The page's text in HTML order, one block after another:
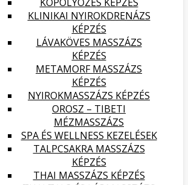
KLINIKAI NYIROKDRENÁZS
KÉPZÉS
LÁVAKÖVES MASSZÁZS
KÉPZÉS
METAMORF MASSZÁZS
KÉPZÉS
NYIROKMASSZÁZS KÉPZÉS
OROSZ – TIBETI
MÉZMASSZÁZS
SPA ÉS WELLNESS KEZELÉSEK
TALPCSAKRA MASSZÁZS
KÉPZÉS
THAI MASSZÁZS KÉPZÉS